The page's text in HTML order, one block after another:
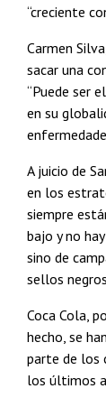
“creciente
Carmen
sacar una
“Puede ser
en su
A juicio de
en los
siempre
bajo y no
sino de
sellos
Coca Cola,
hecho, se
parte de los
los últimos